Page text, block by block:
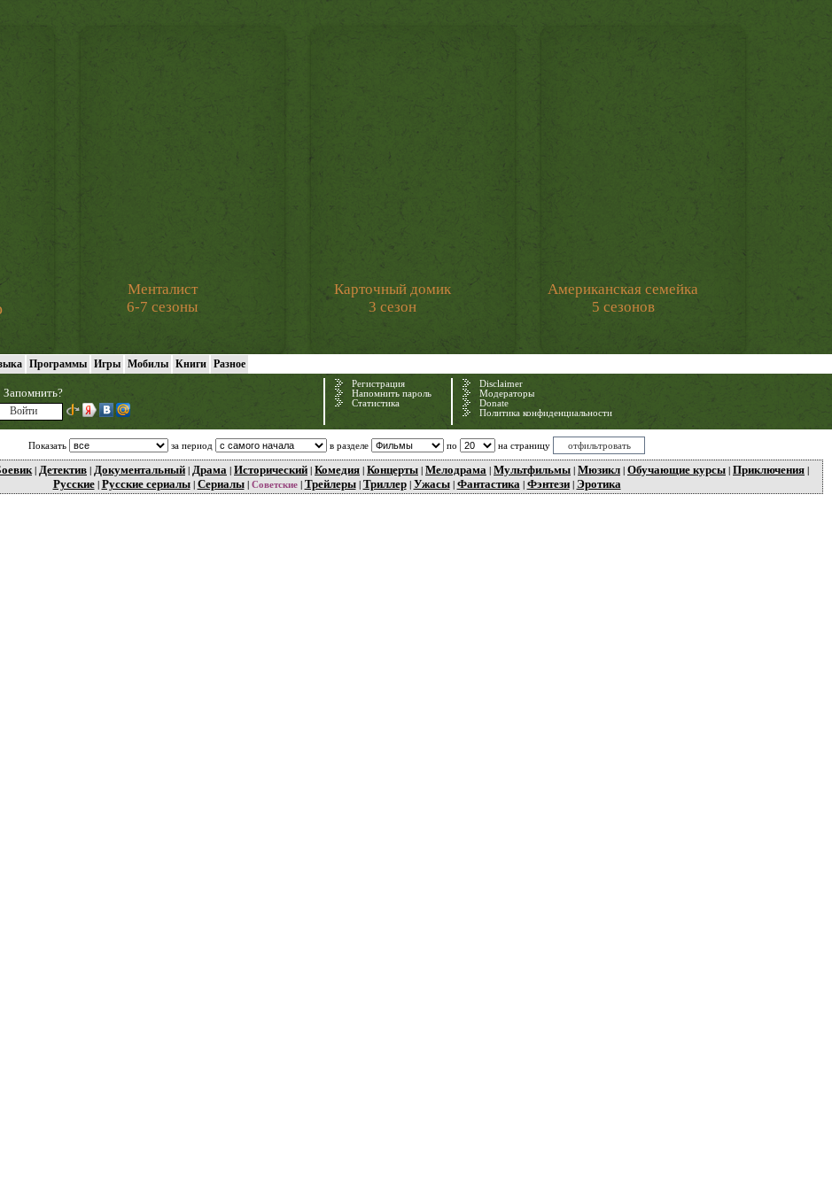
Менталист
6-7 сезоны
Карточный домик
3 сезон
Американская семейка
5 сезонов
Программы Игры Мобилы Книги Разное
Запомнить?
Регистрация
Напомнить пароль
Статистика
Disclaimer
Модераторы
Donate
Политика конфиденциальности
Показать за период в разделе по на страницу
Детектив Документальный Драма Исторический Комедия Концерты Мелодрама Мультфильмы Мюзикл Обучающие курсы Приключения
Русские| Русские сериалы| Сериалы| Советские| Трейлеры| Триллер| Ужасы| Фантастика Фэнтези| Эротика